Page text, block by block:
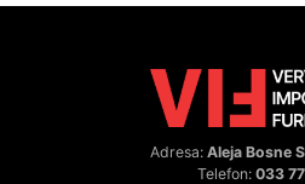
Adresa: Aleja Bosne
Telefon: 033